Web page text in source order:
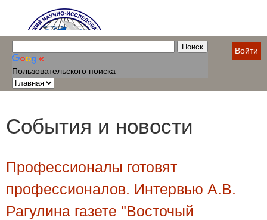
Пользовательского поиска
Войти
События и новости
Профессионалы готовят
профессионалов. Интервью А.В.
Рагулина газете "Восточый